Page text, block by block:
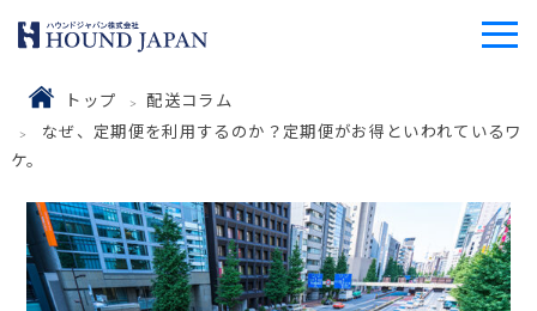
トップ
配送コラム
なぜ、定期便を利用するのか？定期便がお得といわれているワ
ケ。